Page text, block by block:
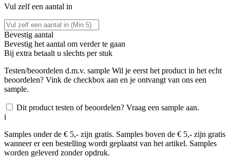
Vul zelf een aantal in
Bevestig aantal
Bevestig het aantal om verder te gaan
Bij extra betaalt u slechts per stuk
Testen/beoordelen d.m.v. sample Wil je eerst het product in het echt
beoordelen? Vink de checkbox aan en je ontvangt van ons een
sample.
Dit product testen of beoordelen? Vraag een sample aan.
i
Samples onder de € 5,- zijn gratis. Samples boven de € 5,- zijn gratis
wanneer er een bestelling wordt geplaatst van het artikel. Samples
worden geleverd zonder opdruk.